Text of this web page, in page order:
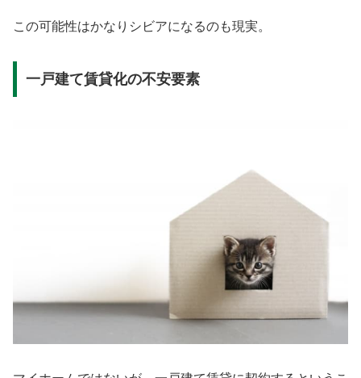
この可能性はかなりシビアになるのも現実。
一戸建て賃貸化の不安要素